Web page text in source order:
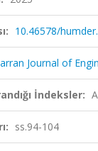
10.46578/
Journal of
İndeksler:
ss.94-104